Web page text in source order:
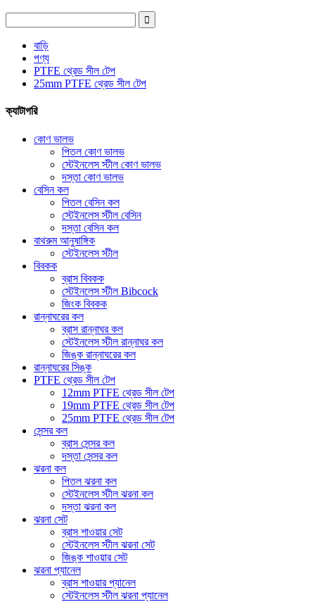
বাড়ি
পণ্য
PTFE থ্রেড সীল টেপ
25mm PTFE থ্রেড সীল টেপ
ক্যাটাগরি
কোণ ভালভ
পিতল কোণ ভালভ
স্টেইনলেস স্টীল কোণ ভালভ
দস্তা কোণ ভালভ
বেসিন কল
পিতল বেসিন কল
স্টেইনলেস স্টীল বেসিন
দস্তা বেসিন কল
বাথরুম আনুষাঙ্গিক
স্টেইনলেস স্টীল
বিবকক
ব্রাস বিবকক
স্টেইনলেস স্টীল Bibcock
জিংক বিবকক
রান্নাঘরের কল
ব্রাস রান্নাঘর কল
স্টেইনলেস স্টীল রান্নাঘর কল
জিঙ্ক রান্নাঘরের কল
রান্নাঘরের সিঙ্ক
PTFE থ্রেড সীল টেপ
12mm PTFE থ্রেড সীল টেপ
19mm PTFE থ্রেড সীল টেপ
25mm PTFE থ্রেড সীল টেপ
সেন্সর কল
ব্রাস সেন্সর কল
দস্তা সেন্সর কল
ঝরনা কল
পিতল ঝরনা কল
স্টেইনলেস স্টীল ঝরনা কল
দস্তা ঝরনা কল
ঝরনা সেট
ব্রাস শাওয়ার সেট
স্টেইনলেস স্টীল ঝরনা সেট
জিঙ্ক শাওয়ার সেট
ঝরনা প্যানেল
ব্রাস শাওয়ার প্যানেল
স্টেইনলেস স্টীল ঝরনা প্যানেল